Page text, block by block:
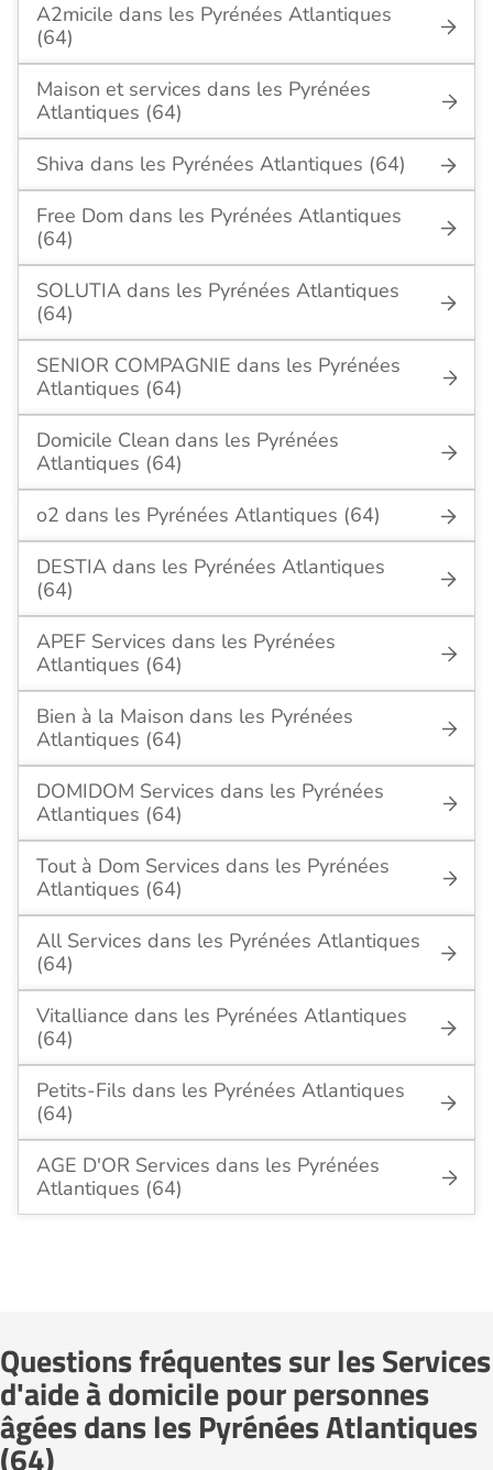
A2micile dans les Pyrénées Atlantiques
(64)
Maison et services dans les Pyrénées
Atlantiques (64)
Shiva dans les Pyrénées Atlantiques (64)
Free Dom dans les Pyrénées Atlantiques
(64)
SOLUTIA dans les Pyrénées Atlantiques
(64)
SENIOR COMPAGNIE dans les Pyrénées
Atlantiques (64)
Domicile Clean dans les Pyrénées
Atlantiques (64)
o2 dans les Pyrénées Atlantiques (64)
DESTIA dans les Pyrénées Atlantiques
(64)
APEF Services dans les Pyrénées
Atlantiques (64)
Bien à la Maison dans les Pyrénées
Atlantiques (64)
DOMIDOM Services dans les Pyrénées
Atlantiques (64)
Tout à Dom Services dans les Pyrénées
Atlantiques (64)
All Services dans les Pyrénées Atlantiques
(64)
Vitalliance dans les Pyrénées Atlantiques
(64)
Petits-Fils dans les Pyrénées Atlantiques
(64)
AGE D'OR Services dans les Pyrénées
Atlantiques (64)
Questions fréquentes sur les Services
d'aide à domicile pour personnes
âgées dans les Pyrénées Atlantiques
(64)